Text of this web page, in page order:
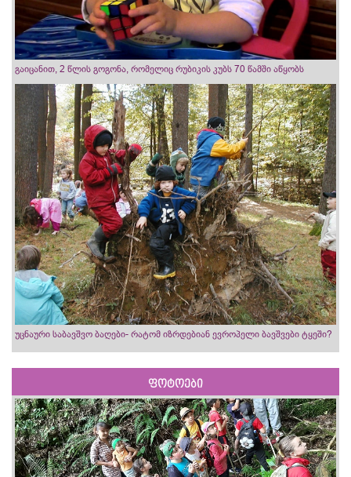
გაიცანით, 2 წლის გოგონა, რომელიც რუბიკის კუბს 70 წამში აწყობს
უცნაური საბავშვო ბაღები- რატომ იზრდებიან ევროპელი ბავშვები ტყეში?
ფოტოები